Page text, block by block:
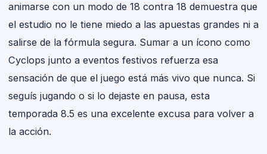
animarse con un modo de 18 contra 18 demuestra que
el estudio no le tiene miedo a las apuestas grandes ni a
salirse de la fórmula segura. Sumar a un ícono como
Cyclops junto a eventos festivos refuerza esa
sensación de que el juego está más vivo que nunca. Si
seguís jugando o si lo dejaste en pausa, esta
temporada 8.5 es una excelente excusa para volver a
la acción.